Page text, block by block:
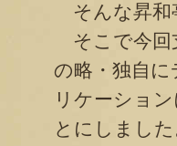
そんな昇和
そこで今回
の略・独自
リケーショ
とにしまし